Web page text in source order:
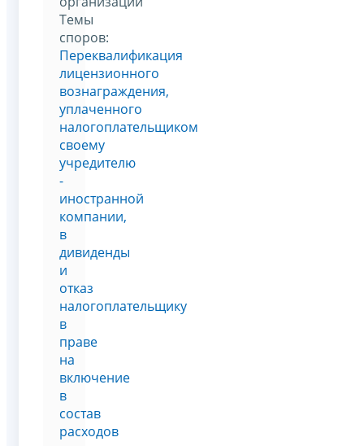
Темы
споров:
Переквалификация
лицензионного
вознаграждения,
уплаченного
налогоплательщиком
своему
учредителю
-
иностранной
компании,
в
дивиденды
и
отказ
налогоплательщику
в
праве
на
включение
в
состав
расходов